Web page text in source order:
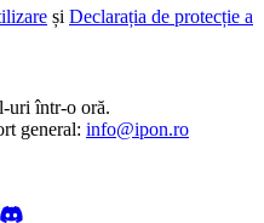
și Declarația de protecție a
uri într-o oră.
general: info@ipon.ro